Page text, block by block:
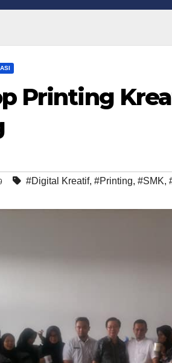
Printing
#Digital Kreatif, #Printing, #SMK,